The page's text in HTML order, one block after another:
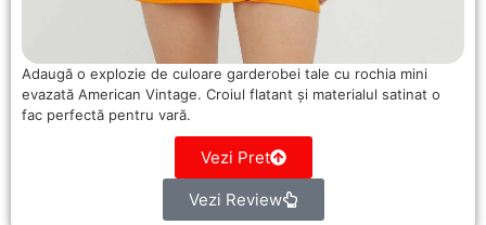
Adaugă o explozie de culoare garderobei tale cu rochia mini
evazată American Vintage. Croiul flatant și materialul satinat o
fac perfectă pentru vară.
Vezi Pret
Vezi Review